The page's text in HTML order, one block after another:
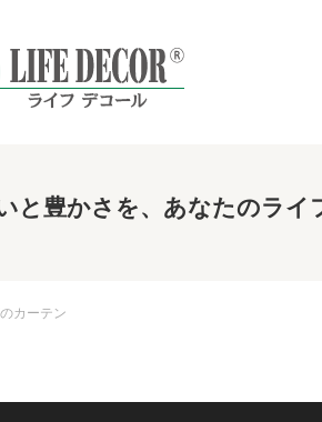
と豊かさを、あなたのラ
カーテン